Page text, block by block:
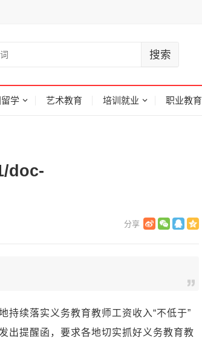
学 艺术教育 培训就业 职业教育
doc-
续落实义务教育教师工资收入“不低于”
出提醒函，要求各地切实抓好义务教育教